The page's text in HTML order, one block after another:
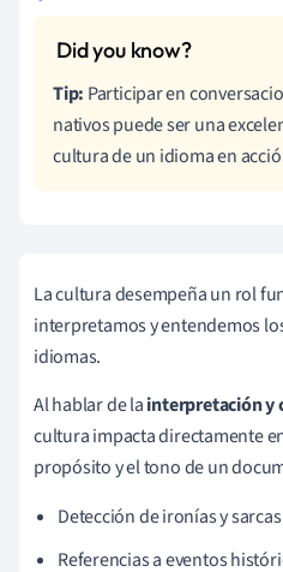
Tip: Participar en
nativos puede ser una
cultura de un idioma en
La cultura desempeña un rol
interpretamos y entendemos
idiomas.
Al hablar de lainterpretación y
cultura impacta directamente
propósito y el tono de un
Detección de ironías y
Referencias a eventos